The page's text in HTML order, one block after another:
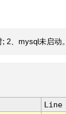
2、mysql未启动。
Line